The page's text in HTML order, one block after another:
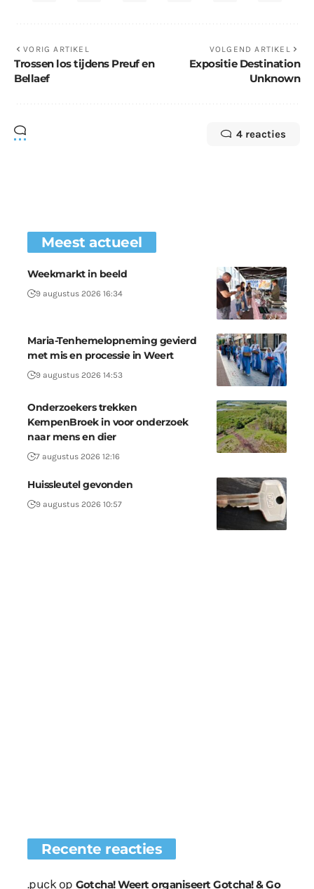
VORIG ARTIKEL
Trossen los tijdens Preuf en
Bellaef
VOLGEND ARTIKEL
Expositie Destination
Unknown
4 reacties
Meest actueel
Weekmarkt in beeld
9 augustus 2026 16:34
Maria-Tenhemelopneming gevierd
met mis en processie in Weert
9 augustus 2026 14:53
Onderzoekers trekken
KempenBroek in voor onderzoek
naar mens en dier
7 augustus 2026 12:16
Huissleutel gevonden
9 augustus 2026 10:57
Recente reacties
.puckop Gotcha! Weert organiseert Gotcha! & Go